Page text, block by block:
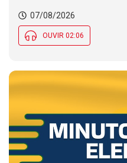
07/08/2026
OUVIR 02:06